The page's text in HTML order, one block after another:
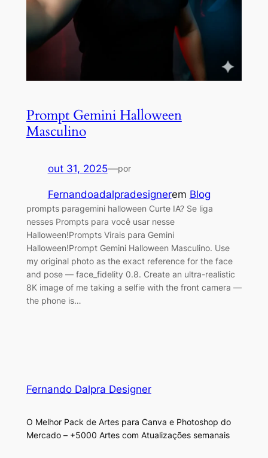
Prompt Gemini Halloween
Masculino
out 31, 2025—por
Fernandoadalpradesignerem Blog
prompts paragemini halloween Curte IA? Se liga
nesses Prompts para você usar nesse
Halloween!Prompts Virais para Gemini
Halloween!Prompt Gemini Halloween Masculino. Use
my original photo as the exact reference for the face
and pose — face_fidelity 0.8. Create an ultra-realistic
8K image of me taking a selfie with the front camera —
the phone is…
Fernando Dalpra Designer
O Melhor Pack de Artes para Canva e Photoshop do
Mercado – +5000 Artes com Atualizações semanais